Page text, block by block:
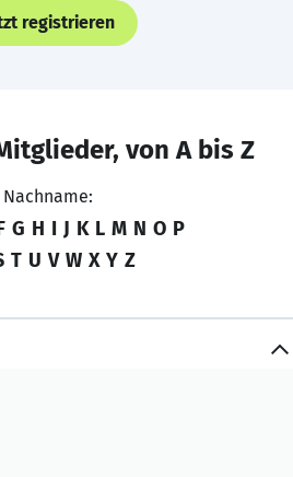
registrieren
von A bis Z
Nachname:
G H I J K L M N O P
T U V W X Y Z